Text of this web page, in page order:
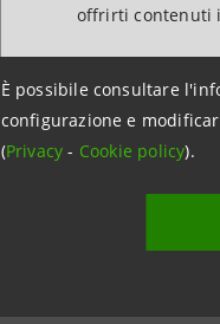
offrirti contenuti
È possibile consultare
configurazione e
(Privacy- Cookie policy).
Dallo studio
per qualità
economica e
La survey
intervistati. Si